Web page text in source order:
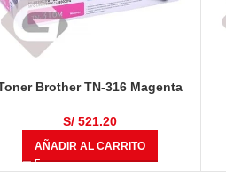
Brother TN-316 Magenta
S/ 521.20
AÑADIR AL CARRITO